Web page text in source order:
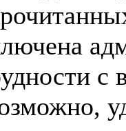
с